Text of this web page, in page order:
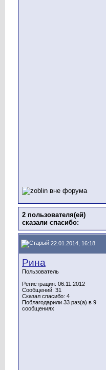
2 пользователя(ей)
сказали cпасибо:
22.01.2014, 16:18
Рина
Пользователь
Регистрация: 06.11.2012
Сообщений: 31
Сказал спасибо: 4
Поблагодарили 33 раз(а) в 9
сообщениях